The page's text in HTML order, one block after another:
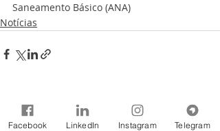
Saneamento Básico (ANA)
Notícias
Comentários
Facebook LinkedIn Instagram Telegram